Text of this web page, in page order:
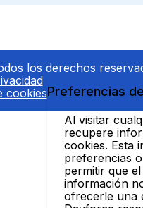
los derechos
cookiesPreferencias
Al visitar
recupere
cookies. Esta
preferencias
permitir que
información
ofrecerle una